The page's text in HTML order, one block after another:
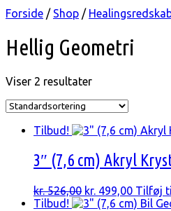
Forside / Shop /
Hellig Geometri
Viser 2 resultater
Tilbud!
3″ (7,6 cm) Akryl
kr.526,00 Den
oprindelige
kr. 499,00Den
aktuelle
Tilføj
Tilbud!